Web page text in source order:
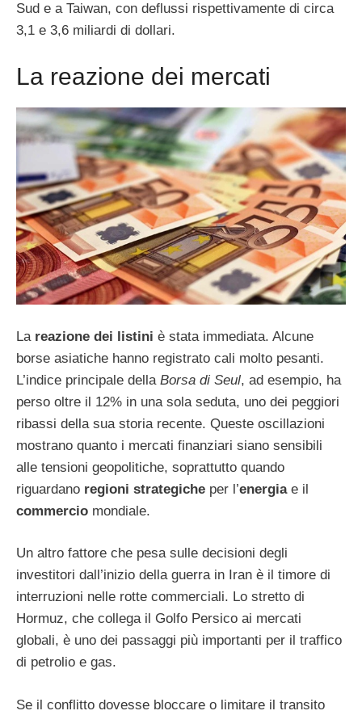
Sud e a Taiwan, con deflussi rispettivamente di circa
3,1 e 3,6 miliardi di dollari.
La reazione dei mercati
La reazione dei listini è stata immediata. Alcune
borse asiatiche hanno registrato cali molto pesanti.
L’indice principale della Borsa di Seul, ad esempio, ha
perso oltre il 12% in una sola seduta, uno dei peggiori
ribassi della sua storia recente. Queste oscillazioni
mostrano quanto i mercati finanziari siano sensibili
alle tensioni geopolitiche, soprattutto quando
riguardano regioni strategiche per l’energiae il
commercio mondiale.
Un altro fattore che pesa sulle decisioni degli
investitori dall’inizio della guerra in Iran è il timore di
interruzioni nelle rotte commerciali. Lo stretto di
Hormuz, che collega il Golfo Persico ai mercati
globali, è uno dei passaggi più importanti per il traffico
di petrolio e gas.
Se il conflitto dovesse bloccare o limitare il transito